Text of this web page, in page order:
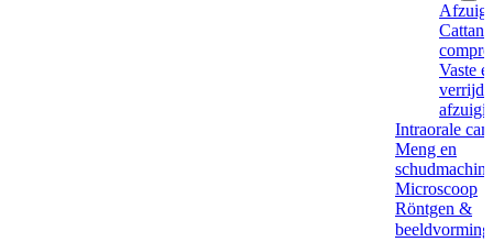
Cattani
Vaste
Intraorale
Meng en
Microscoop
Röntgen &
beeldvorming